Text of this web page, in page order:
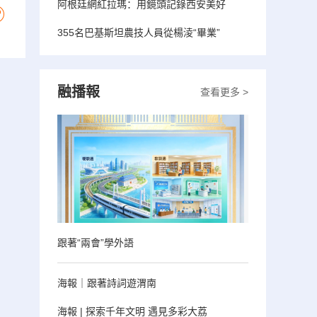
阿根廷網紅拉瑪：用鏡頭記錄西安美好
355名巴基斯坦農技人員從楊淩“畢業”
查看更多 >
融播報
跟著“兩會”學外語
海報｜跟著詩詞遊渭南
海報 | 探索千年文明 遇見多彩大荔